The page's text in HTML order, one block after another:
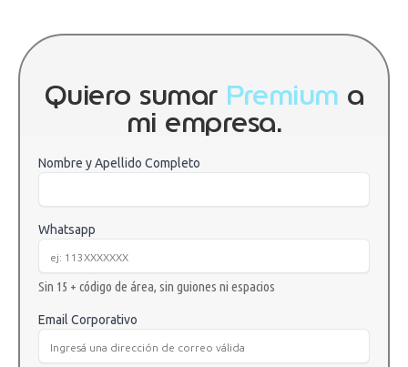
Quiero sumar Premium a
mi empresa.